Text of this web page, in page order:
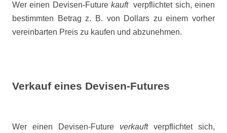
Wer einen Devisen-Future kauft
verpflichtet sich, einen
bestimmten Betrag z. B. von Dollars zu einem vorher
vereinbarten Preis zu kaufen und abzunehmen.
Verkauf eines Devisen-Futures
Wer einen Devisen-Future verkauft verpflichtet sich,